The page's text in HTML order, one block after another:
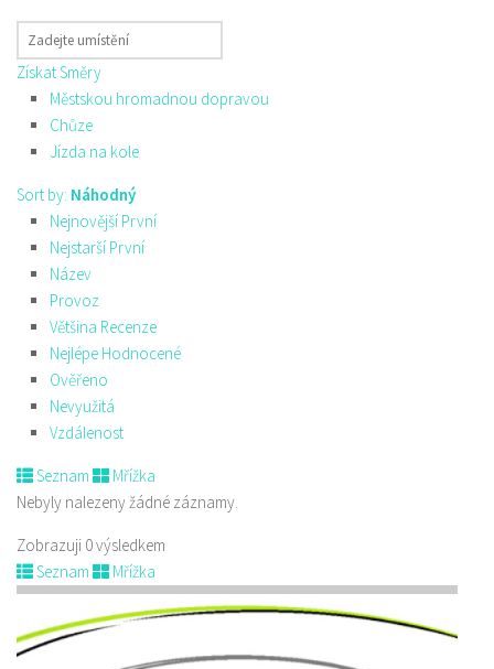
Získat Směry
Městskou hromadnou dopravou
Chůze
Jízda na kole
Sort by: Náhodný
Nejnovější První
Nejstarší První
Název
Provoz
Většina Recenze
Nejlépe Hodnocené
Ověřeno
Nevyužitá
Vzdálenost
Seznam
Mřížka
Nebyly nalezeny žádné záznamy.
Zobrazuji 0 výsledkem
Seznam
Mřížka